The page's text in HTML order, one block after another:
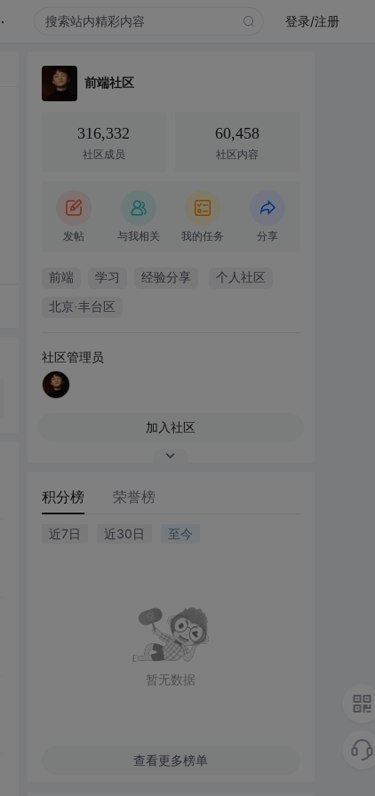
登录/注册
前端社区
316,332
社区成员
60,458
社区内容
发帖 与我相关 我的任务 分享
前端 学习 经验分享 个人社区
北京·丰台区
社区管理员
加入社区
积分榜 荣誉榜
近7日 近30日 至今
暂无数据
查看更多榜单